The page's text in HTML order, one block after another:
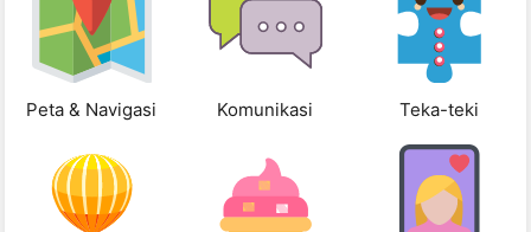
Peta & Navigasi Komunikasi Teka-teki